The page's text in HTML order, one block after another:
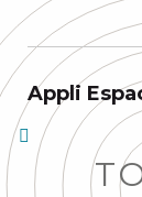
Appli